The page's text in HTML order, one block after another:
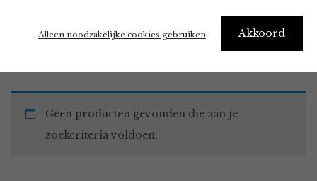
Akkoord
Alleen noodzakelijke cookies gebruiken
Home Winkel Accessoires Must Haves
Geen producten gevonden die aan je
zoekcriteria voldoen.